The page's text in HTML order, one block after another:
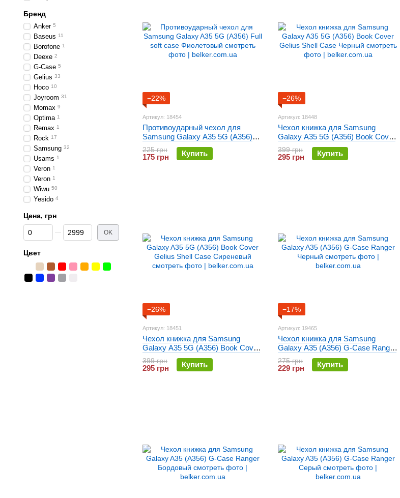
−22%
Артикул: 18454
Противоударный чехол для
Samsung Galaxy A35 5G (A356)
Full soft case Фиолетовый
225 грн
175 грн Купить
−26%
Артикул: 18448
Чехол книжка для Samsung
Galaxy A35 5G (A356) Book Cover
Gelius Shell Case Черный
399 грн
295 грн Купить
−26%
Артикул: 18451
Чехол книжка для Samsung
Galaxy A35 5G (A356) Book Cover
Gelius Shell Case Сиреневый
399 грн
295 грн Купить
−17%
Артикул: 19465
Чехол книжка для Samsung
Galaxy A35 (A356) G-Case Ranger
Черный
275 грн
229 грн Купить
Бренд
Anker 5
Baseus 11
Borofone 1
Deexe 2
G-Case 5
Gelius 33
Hoco 10
Joyroom 31
Momax 9
Optima 1
Remax 1
Rock 17
Samsung 32
Usams 1
Veron 1
Veron 1
Wiwu 50
Yesido 4
Цена, грн
От Цена, грн
До Цена, грн OK
Цвет